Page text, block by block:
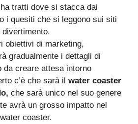
ha tratti dove si stacca dai
i quesiti che si leggono sui siti
obiettivi di marketing,
gradualmente i dettagli di
da creare attesa intorno
c’è che sarà il water coaster
che sarà unico nel suo genere
avrà un grosso impatto nel
coaster.